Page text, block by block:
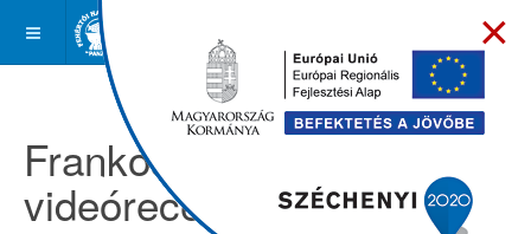
Frankóságok -
videóreceptek
×